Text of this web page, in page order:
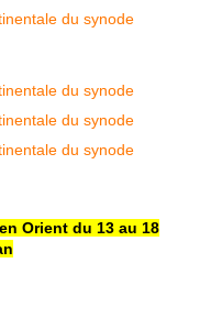
Orient du 13 au 18